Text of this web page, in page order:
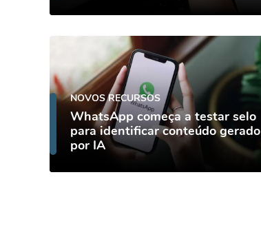
NOVOS RECURSOS
WhatsApp começa a testar selo
para identificar conteúdo gerado
por IA